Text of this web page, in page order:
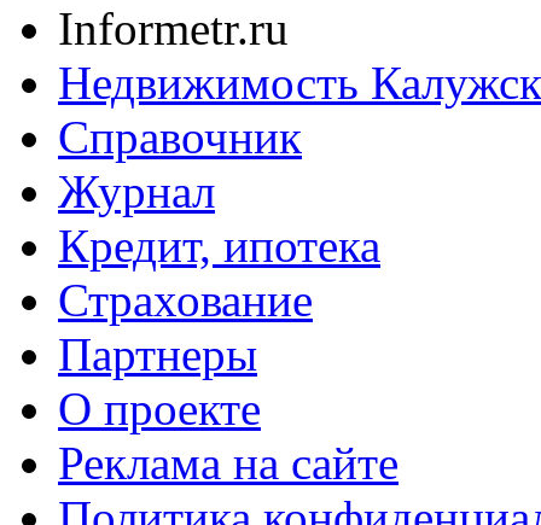
Informetr.ru
Недвижимость
Справочник
Журнал
Кредит, ипотека
Страхование
Партнеры
O проекте
Реклама на сайте